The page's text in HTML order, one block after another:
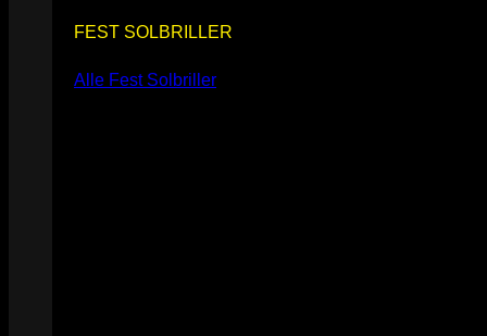
FEST SOLBRILLER
Alle Fest Solbriller